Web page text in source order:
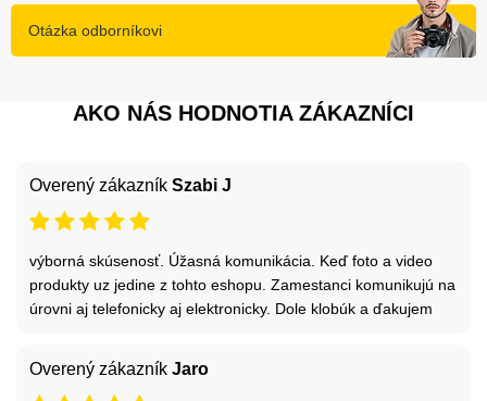
Otázka odborníkovi
AKO NÁS HODNOTIA ZÁKAZNÍCI
Overený zákazník Szabi J
výborná skúsenosť. Úžasná komunikácia. Keď foto a video
produkty uz jedine z tohto eshopu. Zamestanci komunikujú na
úrovni aj telefonicky aj elektronicky. Dole klobúk a ďakujem
Overený zákazník Jaro